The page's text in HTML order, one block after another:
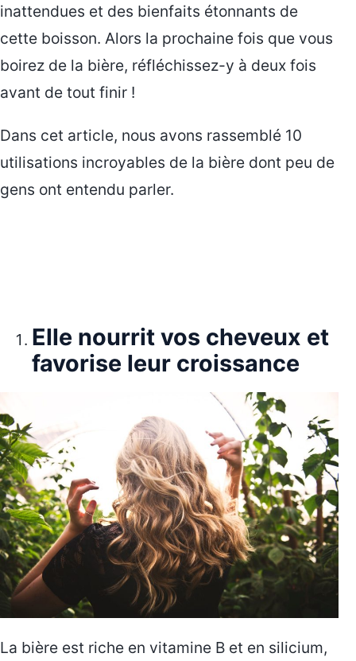
inattendues et des bienfaits étonnants de
cette boisson. Alors la prochaine fois que vous
boirez de la bière, réfléchissez-y à deux fois
avant de tout finir !
Dans cet article, nous avons rassemblé 10
utilisations incroyables de la bière dont peu de
gens ont entendu parler.
Elle nourrit vos cheveux et
favorise leur croissance
La bière est riche en vitamine B et en silicium,